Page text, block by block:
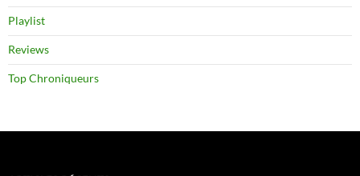
Playlist
Reviews
Top Chroniqueurs